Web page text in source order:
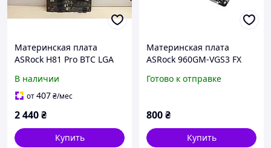
Материнская плата
ASRock H81 Pro BTC LGA
В наличии
от407₴/мес
2 440₴
Купить
Материнская плата
ASRock 960GM-VGS3 FX
Готово к отправке
800₴
Купить